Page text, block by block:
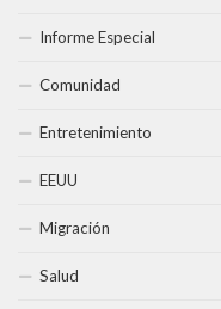
Informe Especial
Comunidad
Entretenimiento
EEUU
Migración
Salud